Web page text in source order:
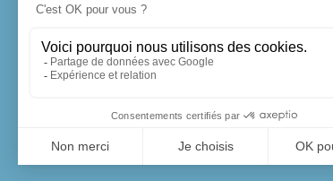
CONTACT
Tél : 07 64 17 10 11
info@rideonexperience.com
InstagramFacebook TikTok YouTube